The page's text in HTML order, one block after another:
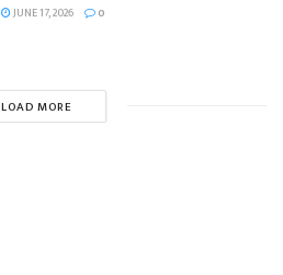
JUNE 17, 2026 0
LOAD MORE